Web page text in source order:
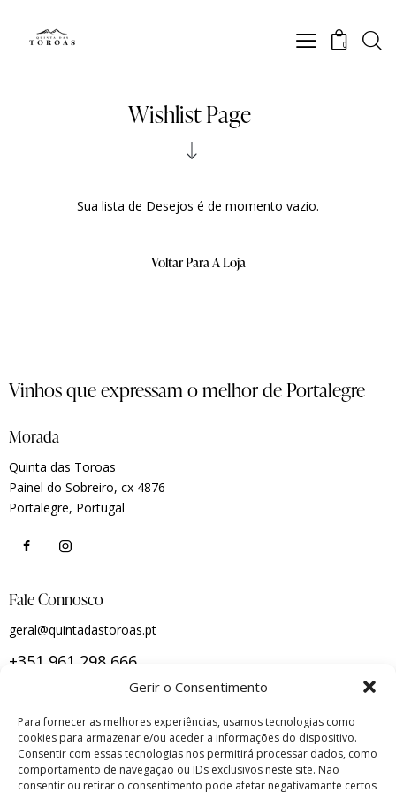
Gerir o Consentimento
Para fornecer as melhores experiências, usamos tecnologias como
cookies para armazenar e/ou aceder a informações do dispositivo.
Consentir com essas tecnologias nos permitirá processar dados, como
comportamento de navegação ou IDs exclusivos neste site. Não
consentir ou retirar o consentimento pode afetar negativamante certos
0
Wishlist Page
Sua lista de Desejos é de momento vazio.
Voltar Para A Loja
Vinhos que expressam o melhor de Portalegre
Morada
Quinta das Toroas
Painel do Sobreiro, cx 4876
Portalegre, Portugal
Fale Connosco
geral@quintadastoroas.pt
+351 961 298 666
Termos e Condições de Utilização e Venda
Política de Envios, Devoluções e Reembolsos